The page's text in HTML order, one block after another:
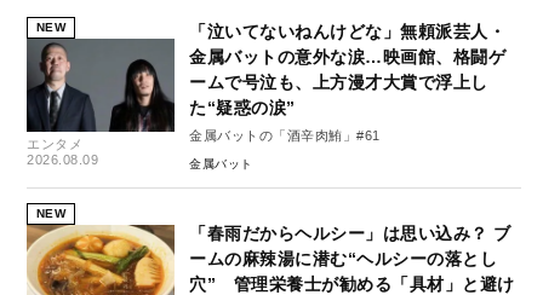
NEW
エンタメ
2026.08.09
「泣いてないねんけどな」無頼派芸人・
金属バットの意外な涙…映画館、格闘ゲ
ームで号泣も、上方漫才大賞で浮上し
た“疑惑の涙”
金属バットの「酒辛肉鮪」#61
金属バット
NEW
「春雨だからヘルシー」は思い込み？ ブ
ームの麻辣湯に潜む“ヘルシーの落とし
穴” 管理栄養士が勧める「具材」と避け